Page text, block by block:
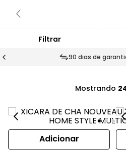
90 dias de
Mostrando
Adicionar